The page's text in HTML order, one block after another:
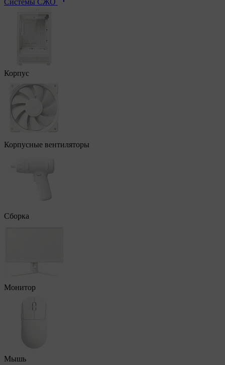
Системы СЖО
Корпус
Корпусные вентиляторы
Сборка
Монитор
Мышь